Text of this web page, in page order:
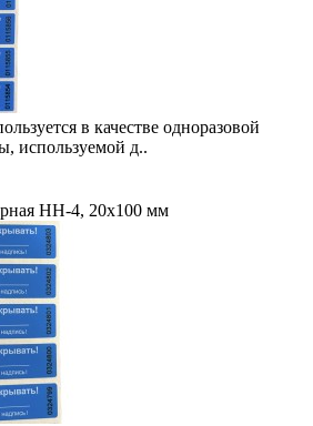
в качестве одноразовой
используемой д..
НН-4, 20x100 мм